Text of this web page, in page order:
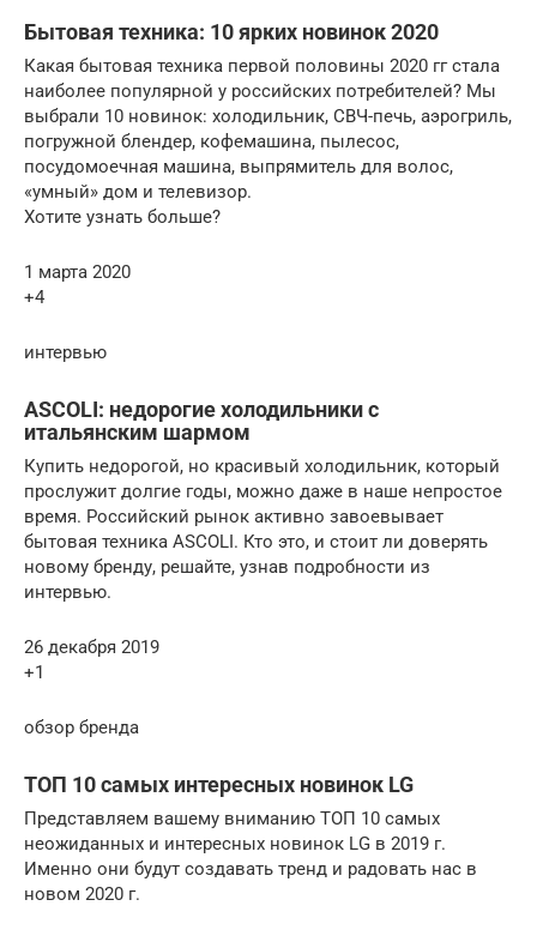
Бытовая техника: 10 ярких новинок 2020
Какая бытовая техника первой половины 2020 гг стала
наиболее популярной у российских потребителей? Мы
выбрали 10 новинок: холодильник, СВЧ-печь, аэрогриль,
погружной блендер, кофемашина, пылесос,
посудомоечная машина, выпрямитель для волос,
«умный» дом и телевизор.
Хотите узнать больше?
1 марта 2020
+4
интервью
АSCOLI: недорогие холодильники с
итальянским шармом
Купить недорогой, но красивый холодильник, который
прослужит долгие годы, можно даже в наше непростое
время. Российский рынок активно завоевывает
бытовая техника АSCOLI. Кто это, и стоит ли доверять
новому бренду, решайте, узнав подробности из
интервью.
26 декабря 2019
+1
обзор бренда
ТОП 10 самых интересных новинок LG
Представляем вашему вниманию ТОП 10 самых
неожиданных и интересных новинок LG в 2019 г.
Именно они будут создавать тренд и радовать нас в
новом 2020 г.